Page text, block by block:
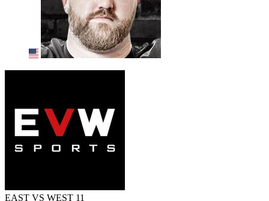
EAST VS WEST 11